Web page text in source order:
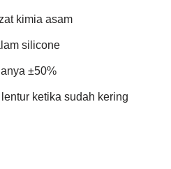
kimia asam
silicone
±50%
ketika sudah kering